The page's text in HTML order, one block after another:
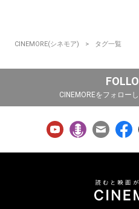
CINEMORE(シネモア) タグ一覧
CINEMOREをフォロー